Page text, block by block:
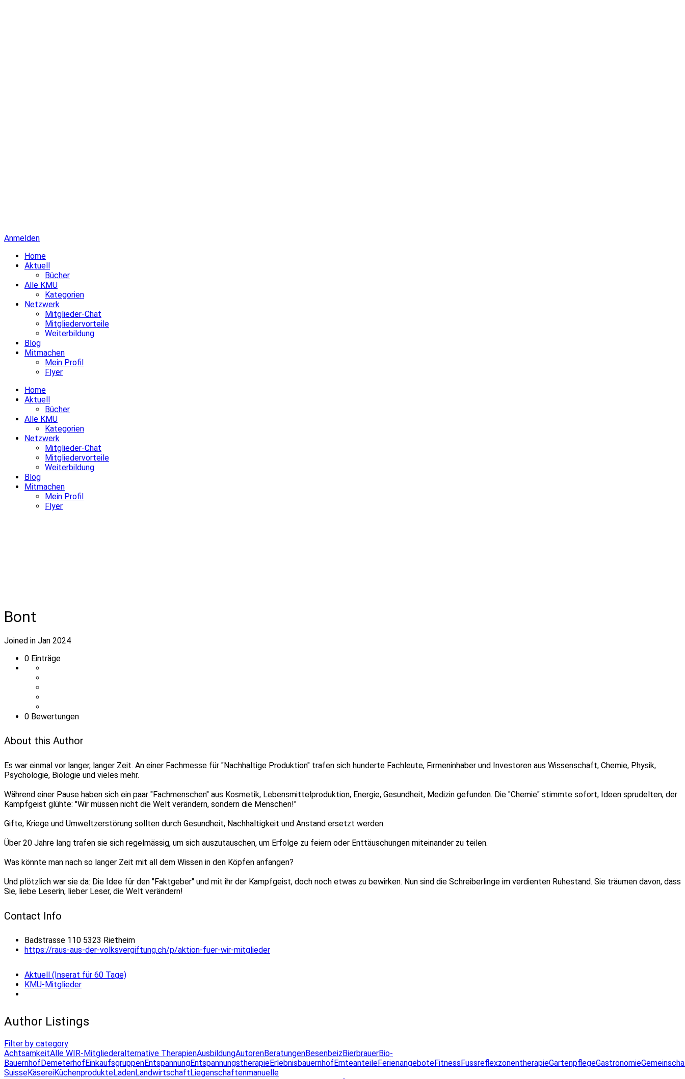
Anmelden
Home
Aktuell
Bücher
Alle KMU
Kategorien
Netzwerk
Mitglieder-Chat
Mitgliedervorteile
Weiterbildung
Blog
Mitmachen
Mein Profil
Flyer
Home
Aktuell
Bücher
Alle KMU
Kategorien
Netzwerk
Mitglieder-Chat
Mitgliedervorteile
Weiterbildung
Blog
Mitmachen
Mein Profil
Flyer
Bont
Joined in Jan 2024
0 Einträge
0 Bewertungen
About this Author
Es war einmal vor langer, langer Zeit. An einer Fachmesse für "Nachhaltige Produktion" trafen sich hunderte Fachleute, Firmeninhaber und Investoren aus Wissenschaft, Chemie, Physik,
Psychologie, Biologie und vieles mehr.
Während einer Pause haben sich ein paar "Fachmenschen" aus Kosmetik, Lebensmittelproduktion, Energie, Gesundheit, Medizin gefunden. Die "Chemie" stimmte sofort, Ideen sprudelten, der
Kampfgeist glühte: "Wir müssen nicht die Welt verändern, sondern die Menschen!"
Gifte, Kriege und Umweltzerstörung sollten durch Gesundheit, Nachhaltigkeit und Anstand ersetzt werden.
Über 20 Jahre lang trafen sie sich regelmässig, um sich auszutauschen, um Erfolge zu feiern oder Enttäuschungen miteinander zu teilen.
Was könnte man nach so langer Zeit mit all dem Wissen in den Köpfen anfangen?
Und plötzlich war sie da: Die Idee für den "Faktgeber" und mit ihr der Kampfgeist, doch noch etwas zu bewirken. Nun sind die Schreiberlinge im verdienten Ruhestand. Sie träumen davon, dass
Sie, liebe Leserin, lieber Leser, die Welt verändern!
Contact Info
Badstrasse 110 5323 Rietheim
https://raus-aus-der-volksvergiftung.ch/p/aktion-fuer-wir-mitglieder
Aktuell (Inserat für 60 Tage)
KMU-Mitglieder
Author Listings
Filter by category
AchtsamkeitAlle WIR-Mitgliederalternative TherapienAusbildungAutorenBeratungenBesenbeizBierbrauerBio-
BauernhofDemeterhofEinkaufsgruppenEntspannungEntspannungstherapieErlebnisbauernhofErnteanteileFerienangeboteFitnessFussreflexzonentherapieGartenpflegeGastronomie
SuisseKäsereiKüchenprodukteLadenLandwirtschaftLiegenschaftenmanuelle